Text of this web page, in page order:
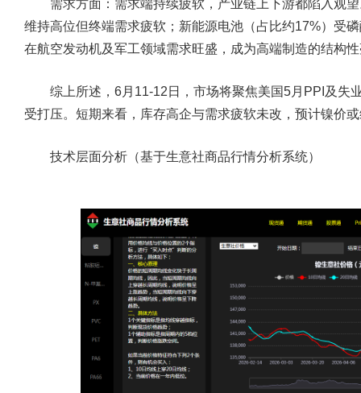
需求方面： 需求端持续疲软，产业链上下游都陷入观
维持高位但终端需求疲软；新能源电池（占比约17%）受
在航空发动机及军工领域需求旺盛，成为高端制造的结构
综上所述，6月11-12日，市场将聚焦美国5月PPI及失
受打压。短期来看，库存高企与需求疲软未改，预计镍价
技术层面分析（基于生意社商品行情分析系统）